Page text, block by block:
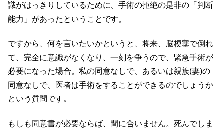
識がはっきりしているために、手術の拒絶の是非の「判断
能力」があったということです。
ですから、何を言いたいかというと、将来、脳梗塞で倒れ
て、完全に意識がなくなり、一刻を争うので、緊急手術が
必要になった場合。私の同意なしで、あるいは親族(妻)の
同意なしで、医者は手術をすることができるのでしょうか
という質問です。
もしも同意書が必要ならば、間に合いません。死んでしま